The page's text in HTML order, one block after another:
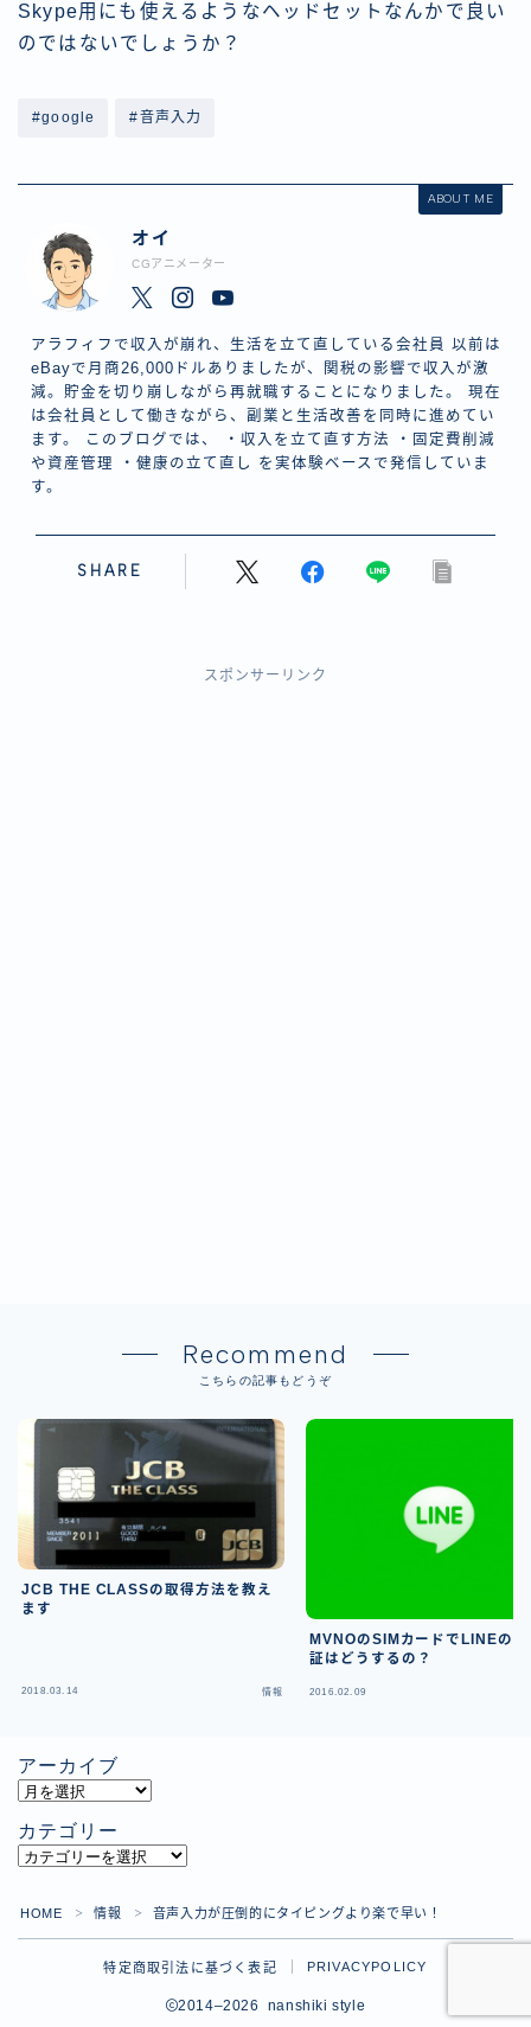
Skype用にも使えるようなヘッドセットなんかで良い
のではないでしょうか？
#google #音声入力
ABOUT ME
オイ
CGアニメーター
アラフィフで収入が崩れ、生活を立て直している会社員 以前は
eBayで月商26,000ドルありましたが、関税の影響で収入が激
減。貯金を切り崩しながら再就職することになりました。 現在
は会社員として働きながら、副業と生活改善を同時に進めてい
ます。 このブログでは、 ・収入を立て直す方法 ・固定費削減
や資産管理 ・健康の立て直し を実体験ベースで発信していま
す。
SHARE
スポンサーリンク
Recommend
こちらの記事もどうぞ
JCB THE CLASSの取得方法を教え
ます
2018.03.14 情報
MVNOのSIMカードでLINEの年
証はどうするの？
2016.02.09
アーカイブ
ア
ー
カ
ブ
カテゴリー
カ
ゴ
リ
HOME ＞ 情報 ＞ 音声入力が圧倒的にタイピングより楽で早い！
特定商取引法に基づく表記 PRIVACYPOLICY
2014–2026 nanshiki style